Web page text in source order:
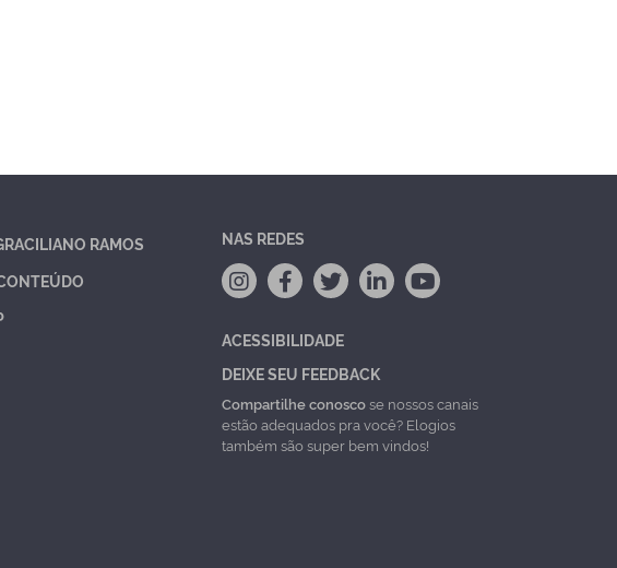
RAMOS
NAS REDES
ACESSIBILIDADE
DEIXE SEU FEEDBACK
Compartilhe conoscose nossos canais
estão adequados pra você? Elogios
também são super bem vindos!